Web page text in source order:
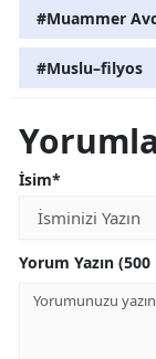
#Muammer
#Muslu–filyos
İsim*
Yorum Yazın